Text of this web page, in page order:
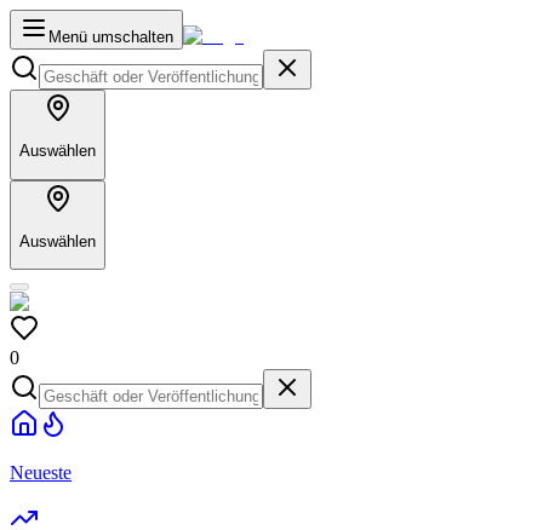
Menü umschalten
Auswählen
Auswählen
0
Neueste